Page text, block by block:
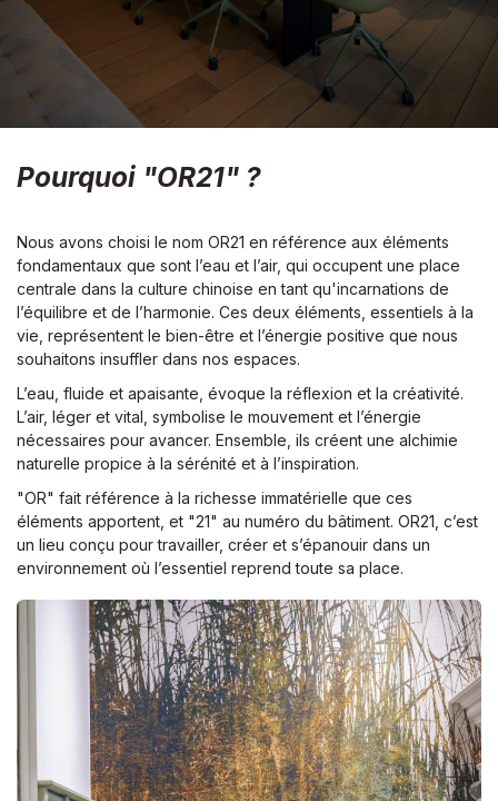
Pourquoi "OR21" ?
Nous avons choisi le nom OR21 en référence aux éléments
fondamentaux que sont l’eau et l’air, qui occupent une place
centrale dans la culture chinoise en tant qu'incarnations de
l’équilibre et de l’harmonie. Ces deux éléments, essentiels à la
vie, représentent le bien-être et l’énergie positive que nous
souhaitons insuffler dans nos espaces.
L’eau, fluide et apaisante, évoque la réflexion et la créativité.
L’air, léger et vital, symbolise le mouvement et l’énergie
nécessaires pour avancer. Ensemble, ils créent une alchimie
naturelle propice à la sérénité et à l’inspiration.
"OR" fait référence à la richesse immatérielle que ces
éléments apportent, et "21" au numéro du bâtiment. OR21, c’est
un lieu conçu pour travailler, créer et s’épanouir dans un
environnement où l’essentiel reprend toute sa place.​​